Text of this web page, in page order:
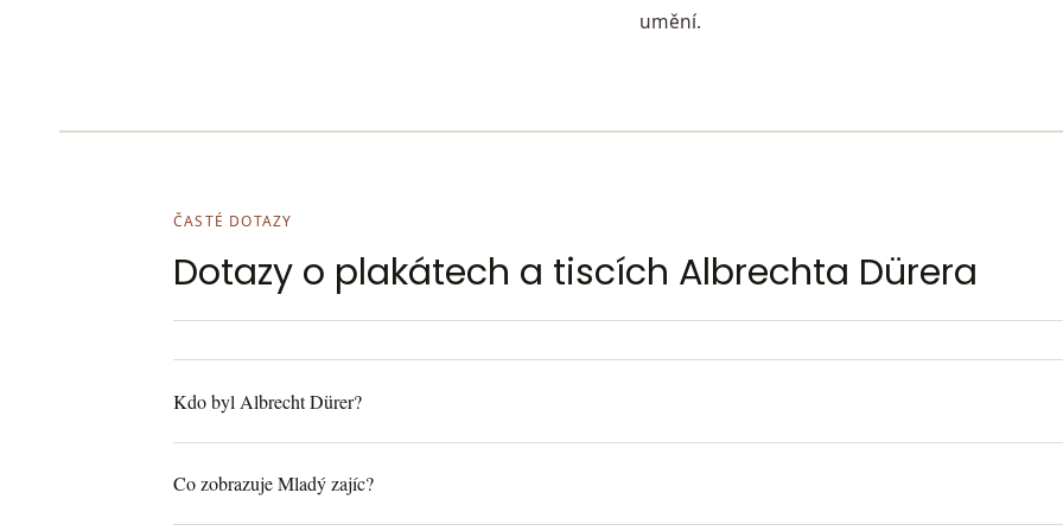
umění.
ČASTÉ DOTAZY
Dotazy o plakátech a tiscích Albrechta Dürera
Kdo byl Albrecht Dürer?
Co zobrazuje Mladý zajíc?